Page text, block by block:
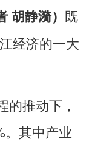
胡静漪） 既
经济的一大
推动下，
。其中产业